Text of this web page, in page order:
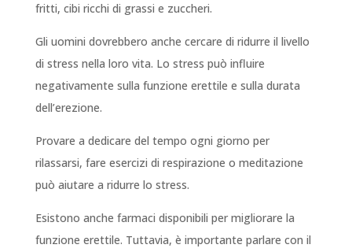
fritti, cibi ricchi di grassi e zuccheri.
Gli uomini dovrebbero anche cercare di ridurre il livello
di stress nella loro vita. Lo stress può influire
negativamente sulla funzione erettile e sulla durata
dell’erezione.
Provare a dedicare del tempo ogni giorno per
rilassarsi, fare esercizi di respirazione o meditazione
può aiutare a ridurre lo stress.
Esistono anche farmaci disponibili per migliorare la
funzione erettile. Tuttavia, è importante parlare con il